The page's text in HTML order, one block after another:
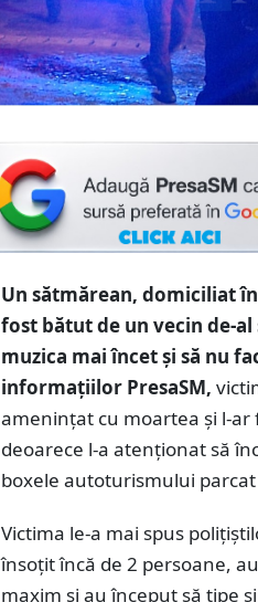
Un sătmărean, domiciliat
fost bătut de un vecin de-
muzica mai încet și să nu
informațiilor PresaSM,
amenințat cu moartea și l-ar
deoarece l-a atenționat să
boxele autoturismului
Victima le-a mai spus
însoţit încă de 2 persoane,
maxim şi au început să tipe